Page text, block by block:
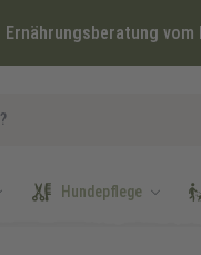
Ernährungsberatung vom
Hundepflege